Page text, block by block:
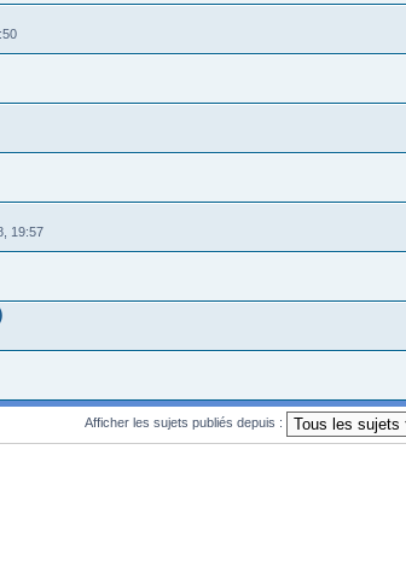
19:57
Afficher les sujets publiés depuis :